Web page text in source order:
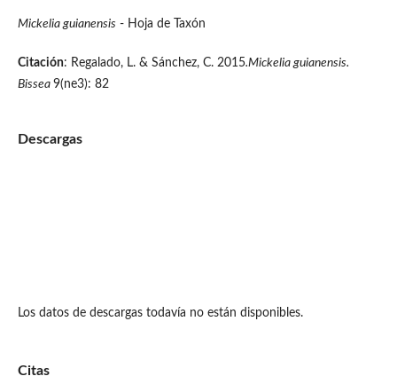
Mickelia guianensis - Hoja de Taxón
Citación: Regalado, L. & Sánchez, C. 2015.Mickelia guianensis.
Bissea 9(ne3): 82
Descargas
Los datos de descargas todavía no están disponibles.
Citas